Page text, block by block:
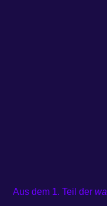
Aus dem 1. Teil der